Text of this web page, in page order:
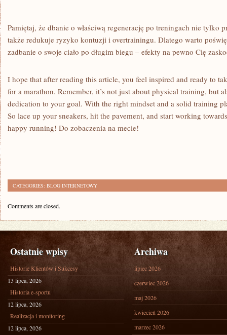
Pamiętaj, że⁢ dbanie o‍ właściwą‌ regenerację po treningach nie tylko
także redukuje⁣ ryzyko kontuzji i overtrainingu. Dlatego ⁢warto‌
zadbanie o ⁢swoje ciało po​ długim biegu – efekty na pewno Cię
I hope⁢ that⁢ after reading this ​article, you feel inspired and ready to
for ‌a marathon.⁣ Remember,​ it’s‌ not just about physical training, but
dedication to your⁢ goal.⁤ With the right mindset and a solid training
So lace up your sneakers, hit the pavement, and start working
happy running! Do‌ zobaczenia na mecie!
CATEGORIES: BLOG INTERNETOWY
Comments are closed.
Ostatnie wpisy
Historie Klientów i Sukcesy
13 lipca, 2026
Historia e-sportu
12 lipca, 2026
Realizacja i monitoring
12 lipca, 2026
Archiwa
lipiec 2026
czerwiec 2026
maj 2026
kwiecień 2026
marzec 2026